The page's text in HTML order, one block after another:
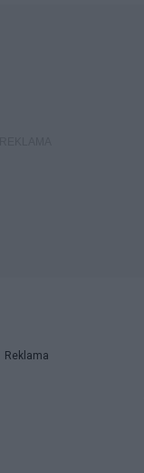
Reklama